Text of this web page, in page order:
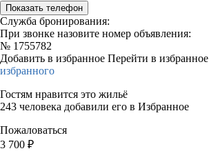
Показать телефон
Служба бронирования:
При звонке назовите номер объявления:
№ 1755782
Добавить в избранное Перейти в избранное
избранного
Гостям нравится это жильё
243 человека добавили его в Избранное
Пожаловаться
3 700 ₽